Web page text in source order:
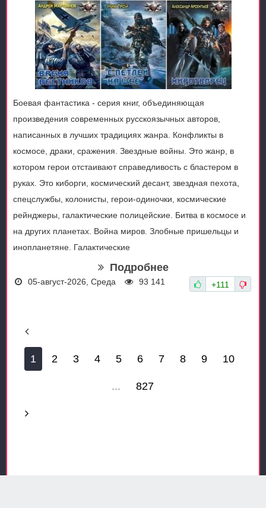
Боевая фантастика - серия книг, объединяющая
произведения современных русскоязычных авторов,
написанных в лучших традициях жанра. Конфликты в
космосе, драки, сражения. Звездные войны. Это жанр, в
котором герои отстаивают справедливость с бластером в
руках. Это киборги, космический десант, звездная пехота,
спецслужбы, колонисты, герои-одиночки, космические
рейнджеры, галактические полицейские. Битва в космосе и
на других планетах. Война миров. Злобные пришельцы и
инопланетяне. Галактические
Подробнее
05-август-2026, Среда 93 141 +111
1 2 3 4 5 6 7 8 9 10
... 827